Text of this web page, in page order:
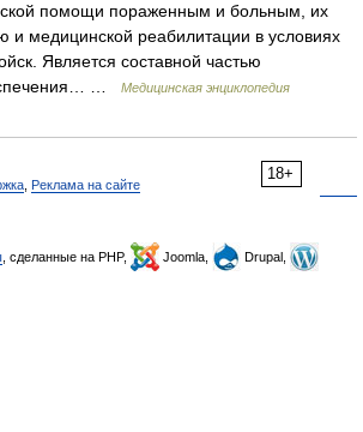
помощи пораженным и больным, их
и медицинской реабилитации в условиях
Является составной частью
…
Медицинская энциклопедия
18+
Реклама на сайте
, сделанные на PHP, Joomla,
Drupal,